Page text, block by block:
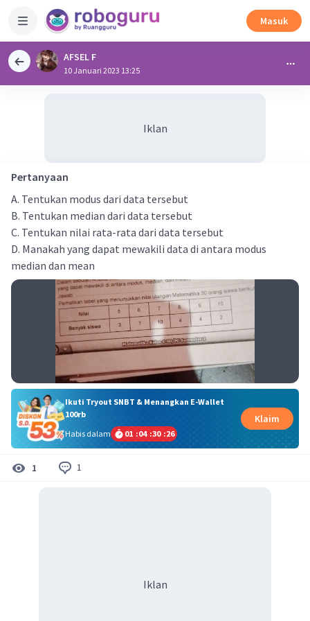
Masuk
AFSEL F
10 Januari 2023 13:25
Iklan
Pertanyaan
A. Tentukan modus dari data tersebut
B. Tentukan median dari data tersebut
C. Tentukan nilai rata-rata dari data tersebut
D. Manakah yang dapat mewakili data di antara modus
median dan mean
Ikuti Tryout SNBT & Menangkan E-Wallet
100rb
Habis dalam
01 :04 :30 :25
Klaim
1 1
Iklan